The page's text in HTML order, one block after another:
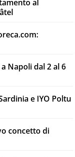
al
Napoli dal 2 al 6
e IYO Poltu
concetto di